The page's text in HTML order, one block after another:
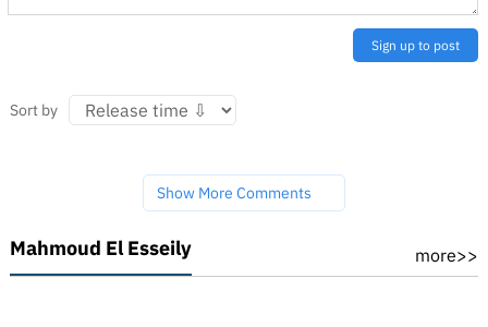
Sign up to post
Sort by
Show More Comments
Mahmoud El Esseily more>>